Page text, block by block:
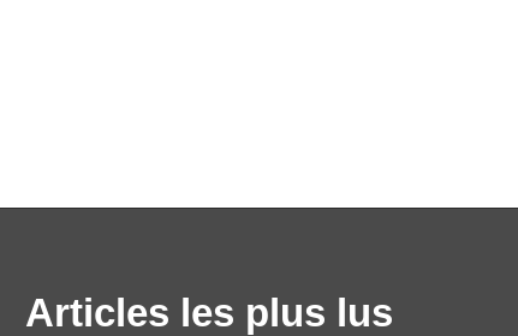
Articles les plus lus